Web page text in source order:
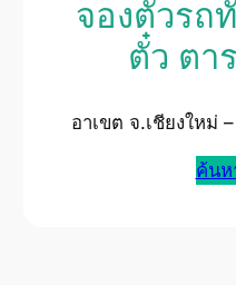
จองตั๋วรถ
ตั๋ว ตา
อาเขต จ.เชียงใหม่
ค้นห